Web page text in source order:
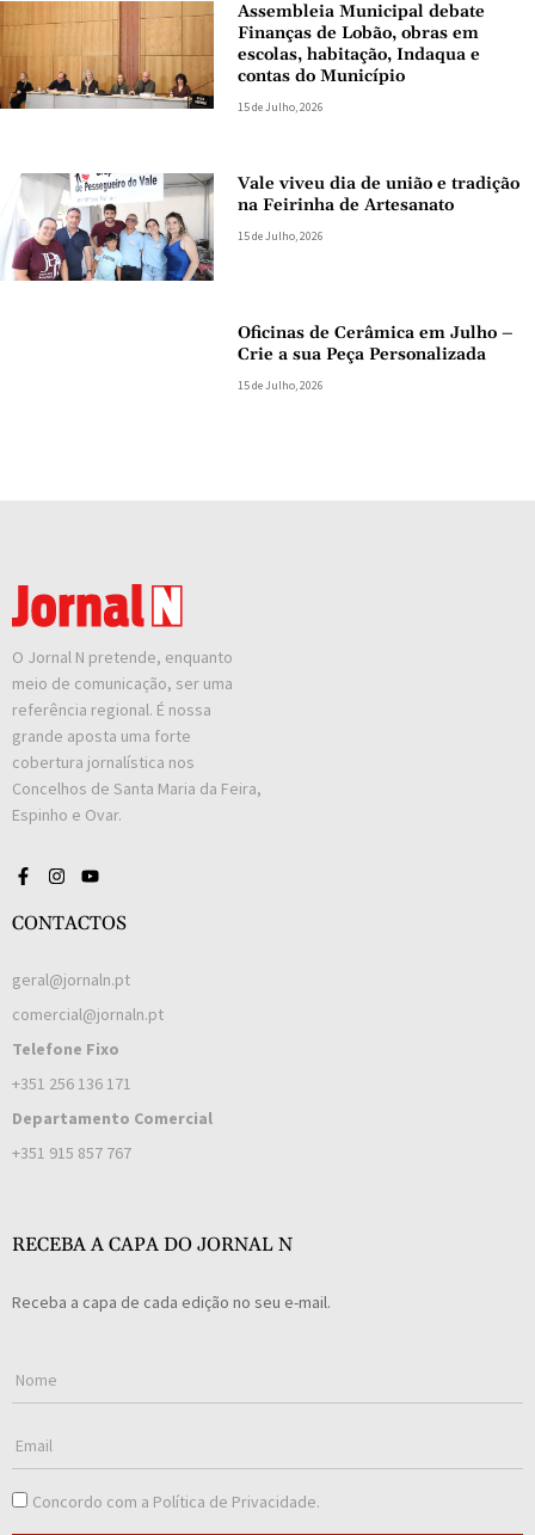
Assembleia Municipal debate
Finanças de Lobão, obras em
escolas, habitação, Indaqua e
contas do Município
15 de Julho, 2026
Vale viveu dia de união e tradição
na Feirinha de Artesanato
15 de Julho, 2026
Oficinas de Cerâmica em Julho –
Crie a sua Peça Personalizada
15 de Julho, 2026
O Jornal N pretende, enquanto
meio de comunicação, ser uma
referência regional. É nossa
grande aposta uma forte
cobertura jornalística nos
Concelhos de Santa Maria da Feira,
Espinho e Ovar.
CONTACTOS
geral@jornaln.pt
comercial@jornaln.pt
Telefone Fixo
+351 256 136 171
Departamento Comercial
+351 915 857 767
RECEBA A CAPA DO JORNAL N
Receba a capa de cada edição no seu e-mail.
Concordo com a Política de Privacidade.